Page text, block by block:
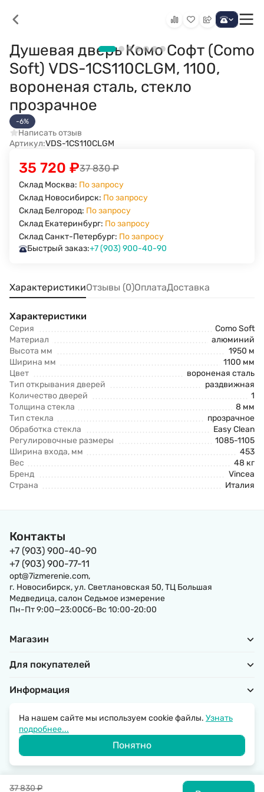
Душевая дверь Комо Софт (Como
Soft) VDS-1CS110CLGM, 1100,
вороненая сталь, стекло
прозрачное
-6%
Написать отзыв
Артикул:VDS-1CS110CLGM
37 830₽
35 720 ₽
Склад Москва: По запросу
Склад Новосибирск: По запросу
Склад Белгород: По запросу
Склад Екатеринбург: По запросу
Склад Санкт-Петербург: По запросу
Быстрый заказ:+7 (903) 900-40-90
37 830₽
ХарактеристикиОтзывы (0)ОплатаДоставка
Характеристики
Серия
Como Soft
Материал
алюминий
Высота мм
1950 м
Ширина мм
1100 мм
Цвет
вороненая сталь
Тип открывания дверей
раздвижная
Количество дверей
1
Толщина стекла
8 мм
Тип стекла
прозрачное
Обработка стекла
Easy Clean
Регулировочные размеры
1085-1105
Ширина входа, мм
453
Вес
48 кг
Бренд
Vincea
Страна
Италия
Контакты
+7 (903) 900-40-90
+7 (903) 900-77-11
opt@7izmerenie.com,
г. Новосибирск, ул. Светлановская 50, ТЦ Большая
Медведица, салон Седьмое измерение
Пн-Пт 9:00—23:00Сб-Вс 10:00-20:00
Магазин
Для покупателей
Информация
© 2026 SantechRussia.
Политика обработки персональных данных
На нашем сайте мы используем cookie файлы. Узнать
подробнее...
Понятно